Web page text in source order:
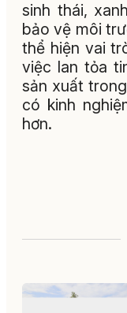
sinh thái,
bảo vệ môi
thể hiện vai
việc lan tỏa
sản xuất
có kinh
hơn.